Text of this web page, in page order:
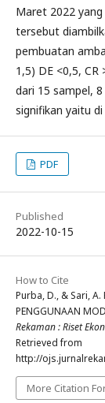
Maret 2022
tersebut
pembuatan
1,5) DE <0,5,
dari 15 sampel,
signifikan yaitu
PDF
Published
2022-10-15
How to Cite
Purba, D., & Sari, A.
PENGGUNAAN
Rekaman : Riset
Retrieved from
http://
More Citation